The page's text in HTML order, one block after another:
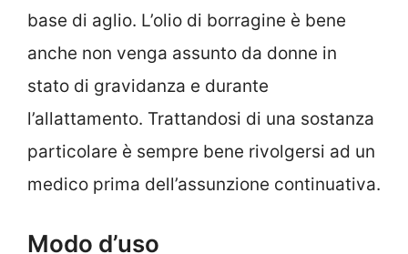
base di aglio. L’olio di borragine è bene
anche non venga assunto da donne in
stato di gravidanza e durante
l’allattamento. Trattandosi di una sostanza
particolare è sempre bene rivolgersi ad un
medico prima dell’assunzione continuativa.
Modo d’uso